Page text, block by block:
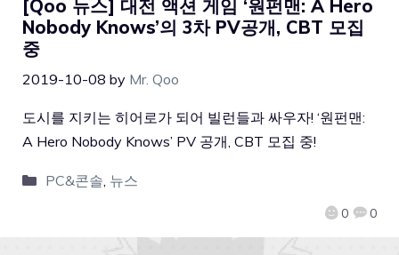
[Qoo 뉴스] 대전 액션 게임 ‘원펀맨: A Hero
Nobody Knows’의 3차 PV공개, CBT 모집
중
2019-10-08 by Mr. Qoo
0 0
도시를 지키는 히어로가 되어 빌런들과 싸우자! ‘원펀맨:
A Hero Nobody Knows’ PV 공개, CBT 모집 중!
PC&콘솔, 뉴스